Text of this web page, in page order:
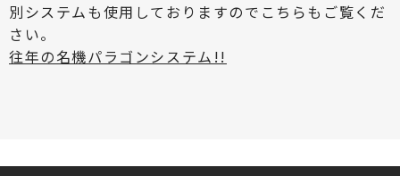
別システムも使用しておりますのでこちらもご覧くだ
さい。
往年の名機パラゴンシステム!!